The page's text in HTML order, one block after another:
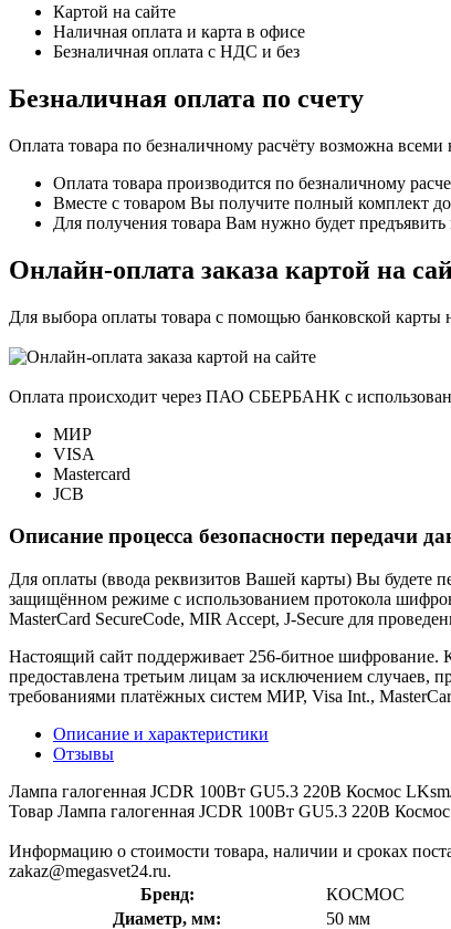
Картой на сайте
Наличная оплата и карта в офисе
Безналичная оплата с НДС и без
Безналичная оплата по счету
Оплата товара по безналичному расчёту возможна
Оплата товара производится по безналичному
Вместе с товаром Вы получите полный комплект
Для получения товара Вам нужно будет
Онлайн-оплата заказа картой на
Для выбора оплаты товара с помощью банковской карты
Оплата происходит через ПАО СБЕРБАНК с
МИР
VISA
Mastercard
JCB
Описание процесса безопасности передачи
Для оплаты (ввода реквизитов Вашей карты) Вы
защищённом режиме с использованием протокола
MasterCard SecureCode, MIR Accept, J-Secure для
Настоящий сайт поддерживает 256-битное
предоставлена третьим лицам за исключением случаев,
требованиями платёжных систем МИР, Visa Int.,
Описание и характеристики
Отзывы
Лампа галогенная JCDR 100Вт GU5.3 220В Космос
Товар Лампа галогенная JCDR 100Вт GU5.3 220В
Информацию о стоимости товара, наличии и сроках
zakaz@megasvet24.ru.
Бренд:
КОСМОС
Диаметр, мм:
50 мм